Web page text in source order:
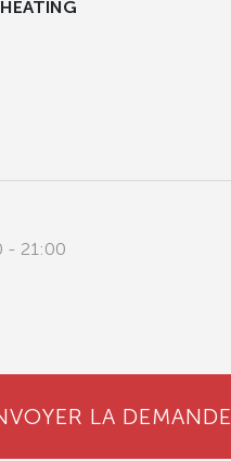
- 21:00
LA DEMANDE